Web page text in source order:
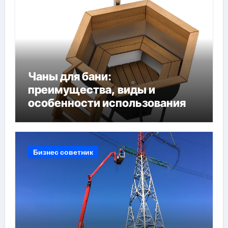
Чаны для бани:
преимущества, виды и
особенности использования
Бизнес советник